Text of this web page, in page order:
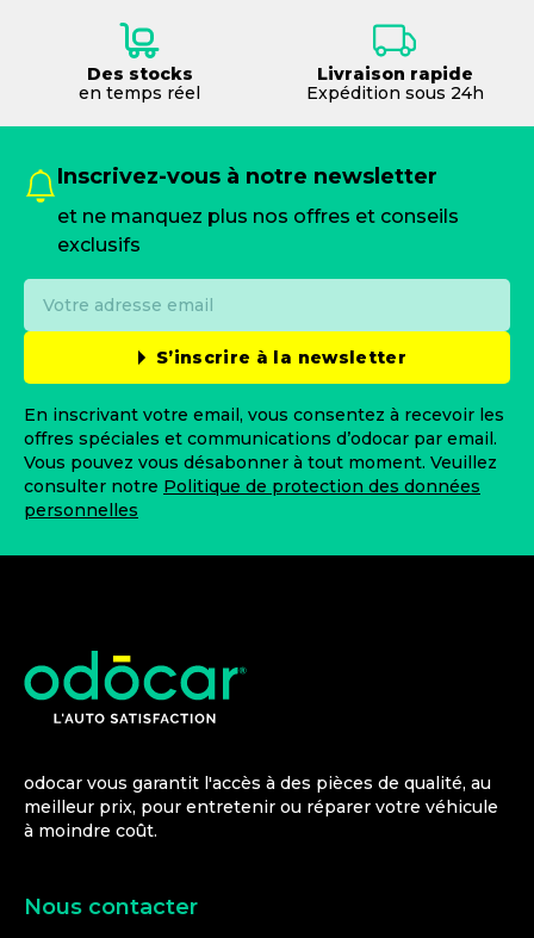
Des stocks
en temps réel
Livraison rapide
Expédition sous 24h
Inscrivez-vous à notre newsletter
et ne manquez plus nos offres et conseils
exclusifs
S’inscrire à la newsletter
En inscrivant votre email, vous consentez à recevoir les
offres spéciales et communications d’odocar par email.
Vous pouvez vous désabonner à tout moment. Veuillez
consulter notre Politique de protection des données
personnelles
odocar vous garantit l'accès à des pièces de qualité, au
meilleur prix, pour entretenir ou réparer votre véhicule
à moindre coût.
Nous contacter